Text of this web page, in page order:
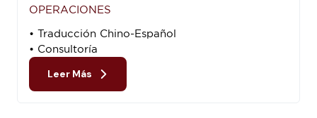
OPERACIONES
• Traducción Chino-Español
• Consultoría
Leer Más